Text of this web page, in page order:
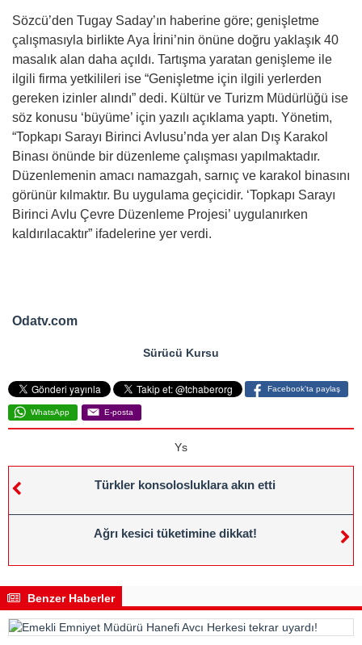
Sözcü’den Tugay Saday’ın haberine göre; genişletme
çalışmasıyla birlikte Aya İrini’nin önüne doğru yaklaşık 40
masalık alan daha açıldı. Tartışma yaratan genişleme ile
ilgili firma yetkilileri ise “Genişletme için ilgili yerlerden
gereken izinler alındı” dedi. Kültür ve Turizm Müdürlüğü ise
söz konusu ‘büyüme’ için yazılı açıklama yaptı. Yönetim,
“Topkapı Sarayı Birinci Avlusu’nda yer alan Dış Karakol
Binası önünde bir düzenleme çalışması yapılmaktadır.
Düzenlemenin amacı namazgah, sarnıç ve karakol binasını
görünür kılmaktır. Bu uygulama geçicidir. ‘Topkapı Sarayı
Birinci Avlu Çevre Düzenleme Projesi’ uygulanırken
kaldırılacaktır” ifadelerine yer verdi.
Odatv.com
Sürücü Kursu
Facebook'ta paylaş
WhatsApp E-posta
Ys
Türkler konsolosluklara akın etti
Ağrı kesici tüketimine dikkat!
Benzer Haberler